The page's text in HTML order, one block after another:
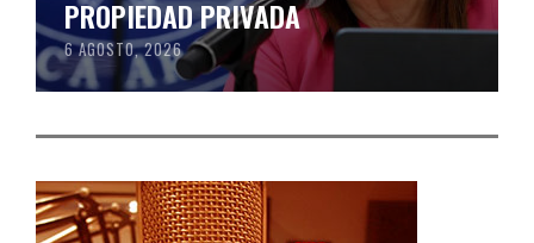
PROPIEDAD PRIVADA
6 AGOSTO, 2026